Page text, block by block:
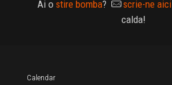
Ai o stire bomba? scrie-ne aici
calda!
Calendar